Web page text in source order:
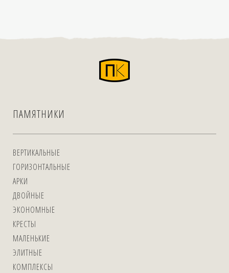
ПАМЯТНИКИ
ВЕРТИКАЛЬНЫЕ
ГОРИЗОНТАЛЬНЫЕ
АРКИ
ДВОЙНЫЕ
ЭКОНОМНЫЕ
КРЕСТЫ
МАЛЕНЬКИЕ
ЭЛИТНЫЕ
КОМПЛЕКСЫ